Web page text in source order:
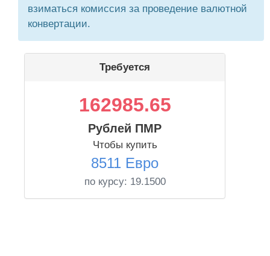
взиматься комиссия за проведение валютной
конвертации.
Требуется
162985.65
Рублей ПМР
Чтобы купить
8511 Евро
по курсу: 19.1500